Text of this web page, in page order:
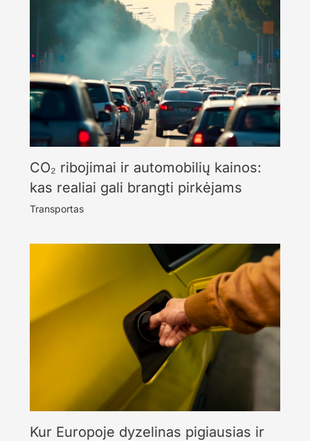
CO₂ ribojimai ir automobilių kainos:
kas realiai gali brangti pirkėjams
Transportas
Kur Europoje dyzelinas pigiausias ir